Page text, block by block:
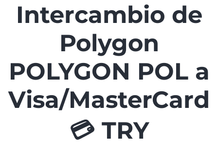
Intercambio de
Polygon
POLYGON POL a
Visa/MasterCard
💳 TRY